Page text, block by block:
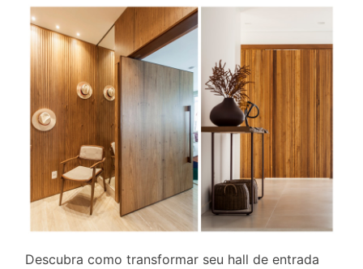
Descubra como transformar seu hall de entrada